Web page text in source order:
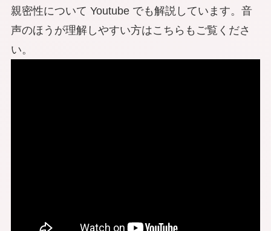
親密性について Youtube でも解説しています。音
声のほうが理解しやすい方はこちらもご覧くださ
い。